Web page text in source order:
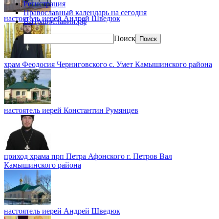
настоятель иерей Андрей Шведюк
храм Феодосия Черниговского с. Умет Камышинского района
настоятель иерей Константин Румянцев
приход храма прп Петра Афонского г. Петров Вал
Камышинского района
настоятель иерей Андрей Шведюк
Регистрация
Православный календарь на сегодня
В-Православии.рф
Поиск